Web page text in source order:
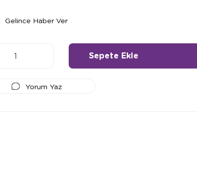
Gelince Haber Ver
Yorum Yaz